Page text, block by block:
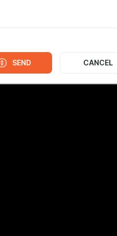
которая
кодовые точки!
SEND CANCEL